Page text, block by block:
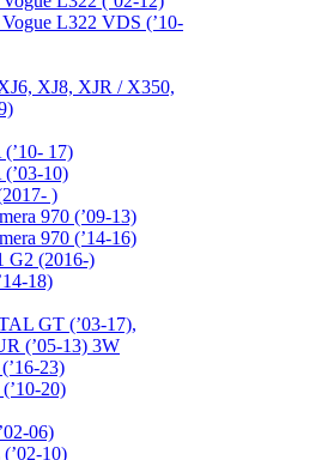
L322 VDS (’10-
XJ8, XJR / X350,
17)
(’03-10)
)
970 (’09-13)
970 (’14-16)
G2 (2016-)
18)
GT (’03-17),
(’05-13) 3W
23)
20)
06)
10)